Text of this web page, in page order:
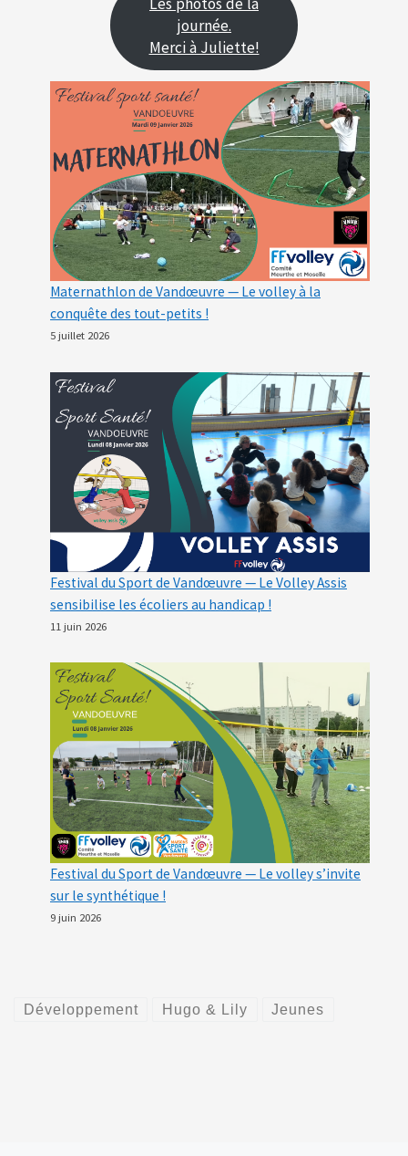
journée.
Merci à Juliette!
Maternathlon de Vandœuvre — Le volley à la
conquête des tout-petits !
5 juillet 2026
Festival du Sport de Vandœuvre — Le Volley Assis
sensibilise les écoliers au handicap !
11 juin 2026
Festival du Sport de Vandœuvre — Le volley s’invite
sur le synthétique !
9 juin 2026
Développement Hugo & Lily Jeunes